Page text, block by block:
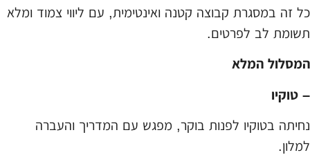
כל זה במסגרת קבוצה קטנה ואינטימית, עם ליווי צמוד ומלא
תשומת לב לפרטים.
המסלול המלא
– טוקיו
נחיתה בטוקיו לפנות בוקר, מפגש עם המדריך והעברה
למלון.